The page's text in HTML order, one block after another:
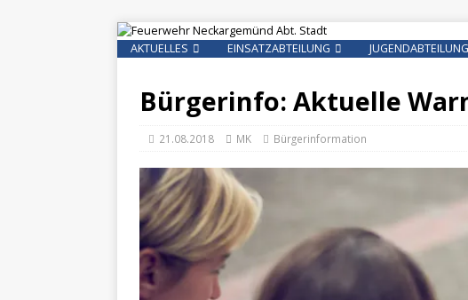
AKTUELLES EINSATZABTEILUNG JUGENDABTEILUNG
Bürgerinfo: Aktuelle
21.08.2018 MK Bürgerinformation